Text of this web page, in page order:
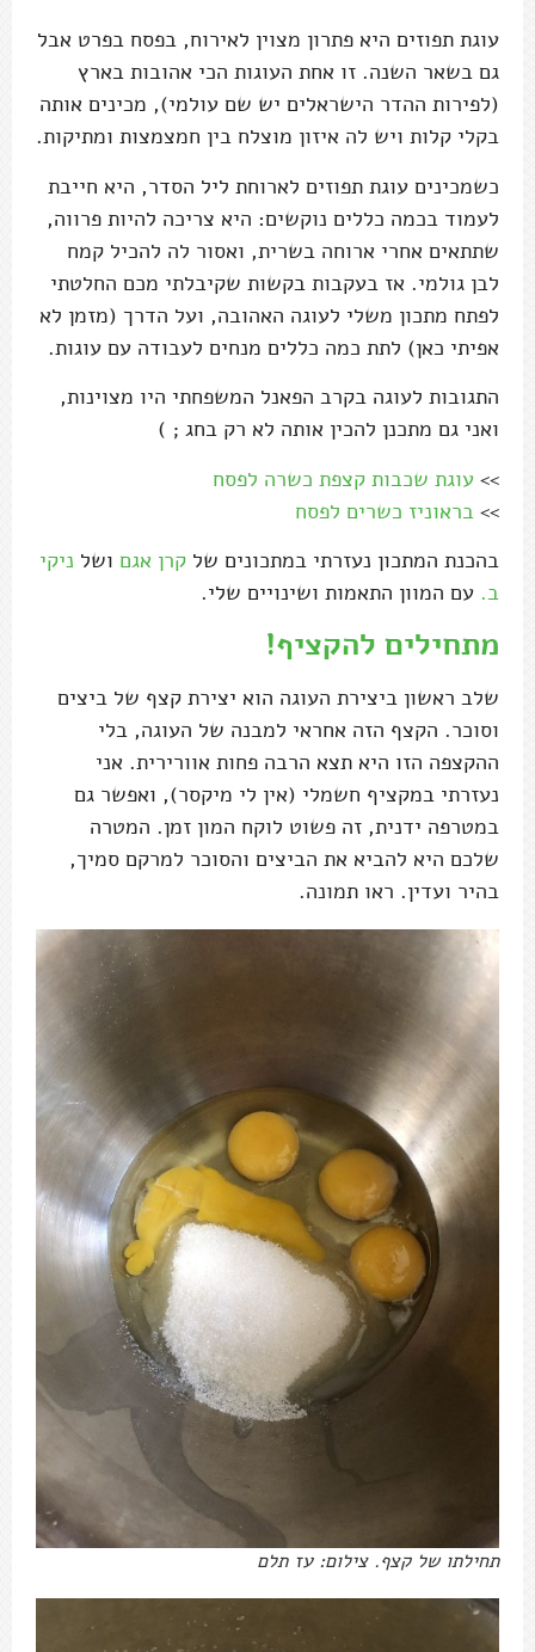
עוגת תפוזים היא פתרון מצוין לאירוח, בפסח בפרט אבל
גם בשאר השנה. זו אחת העוגות הכי אהובות בארץ
(לפירות ההדר הישראלים יש שם עולמי), מכינים אותה
בקלי קלות ויש לה איזון מוצלח בין חמצמצות ומתיקות.
כשמכינים עוגת תפוזים לארוחת ליל הסדר, היא חייבת
לעמוד בכמה כללים נוקשים: היא צריכה להיות פרווה,
שתתאים אחרי ארוחה בשרית, ואסור לה להכיל קמח
לבן גולמי. אז בעקבות בקשות שקיבלתי מכם החלטתי
לפתח מתכון משלי לעוגה האהובה, ועל הדרך (מזמן לא
אפיתי כאן) לתת כמה כללים מנחים לעבודה עם עוגות.
התגובות לעוגה בקרב הפאנל המשפחתי היו מצוינות,
ואני גם מתכנן להכין אותה לא רק בחג ; )
>> עוגת שכבות קצפת כשרה לפסח
>> בראוניז כשרים לפסח
בהכנת המתכון נעזרתי במתכונים של קרן אגם ושל ניקי
ב. עם המוון התאמות ושינויים שלי.
מתחילים להקציף!
שלב ראשון ביצירת העוגה הוא יצירת קצף של ביצים
וסוכר. הקצף הזה אחראי למבנה של העוגה, בלי
ההקצפה הזו היא תצא הרבה פחות אוורירית. אני
נעזרתי במקציף חשמלי (אין לי מיקסר), ואפשר גם
במטרפה ידנית, זה פשוט לוקח המון זמן. המטרה
שלכם היא להביא את הביצים והסוכר למרקם סמיך,
בהיר ועדין. ראו תמונה.
תחילתו של קצף. צילום: עז תלם